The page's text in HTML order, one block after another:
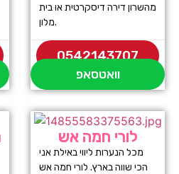
מהשרון דירה דיסקרטית או בית
מלון.
0542143707
וואטסאפ
לורי חמה אש
מכל הנערות ליווי באילת אני
הכי שווה בארץ. לורי חמה אש